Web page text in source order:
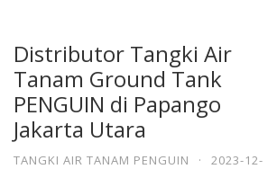
Distributor Tangki Air
Tanam Ground Tank
PENGUIN di Papango
Jakarta Utara
TANGKI AIR TANAM PENGUIN ·
2023-12-